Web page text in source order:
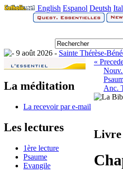
English Espanol Deutsh
9 août 2026 - Sainte Thérèse-
La méditation
La recevoir par e-mail
Les lectures
1ère lecture
Psaume
Evangile
«
Anc.
Livre